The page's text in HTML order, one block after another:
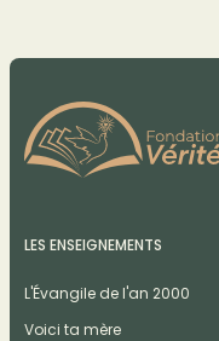
LES ENSEIGNEMENTS
L'Évangile de l'an 2000
Voici ta mère